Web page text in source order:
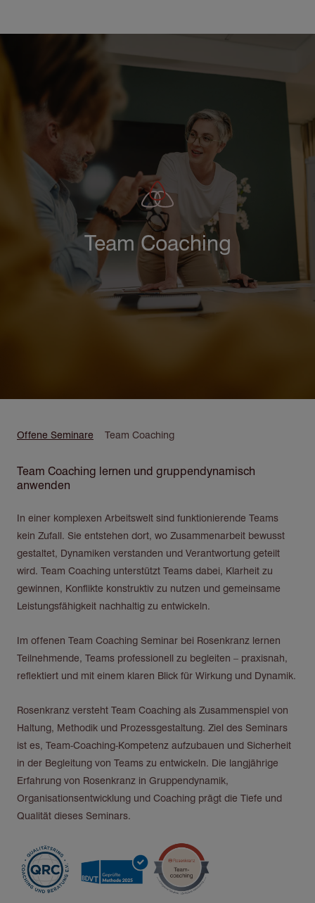
zum
Team Coaching
Pfadnavigation
Offene Seminare Team Coaching
Team Coaching lernen und gruppendynamisch
anwenden
In einer komplexen Arbeitswelt sind funktionierende Teams
kein Zufall. Sie entstehen dort, wo Zusammenarbeit bewusst
gestaltet, Dynamiken verstanden und Verantwortung geteilt
wird. Team Coaching unterstützt Teams dabei, Klarheit zu
gewinnen, Konflikte konstruktiv zu nutzen und gemeinsame
Leistungsfähigkeit nachhaltig zu entwickeln.
Im offenen Team Coaching Seminar bei Rosenkranz lernen
Teilnehmende, Teams professionell zu begleiten – praxisnah,
reflektiert und mit einem klaren Blick für Wirkung und Dynamik.
Rosenkranz versteht Team Coaching als Zusammenspiel von
Haltung, Methodik und Prozessgestaltung. Ziel des Seminars
ist es, Team-Coaching-Kompetenz aufzubauen und Sicherheit
in der Begleitung von Teams zu entwickeln. Die langjährige
Erfahrung von Rosenkranz in Gruppendynamik,
Organisationsentwicklung und Coaching prägt die Tiefe und
Qualität dieses Seminars.